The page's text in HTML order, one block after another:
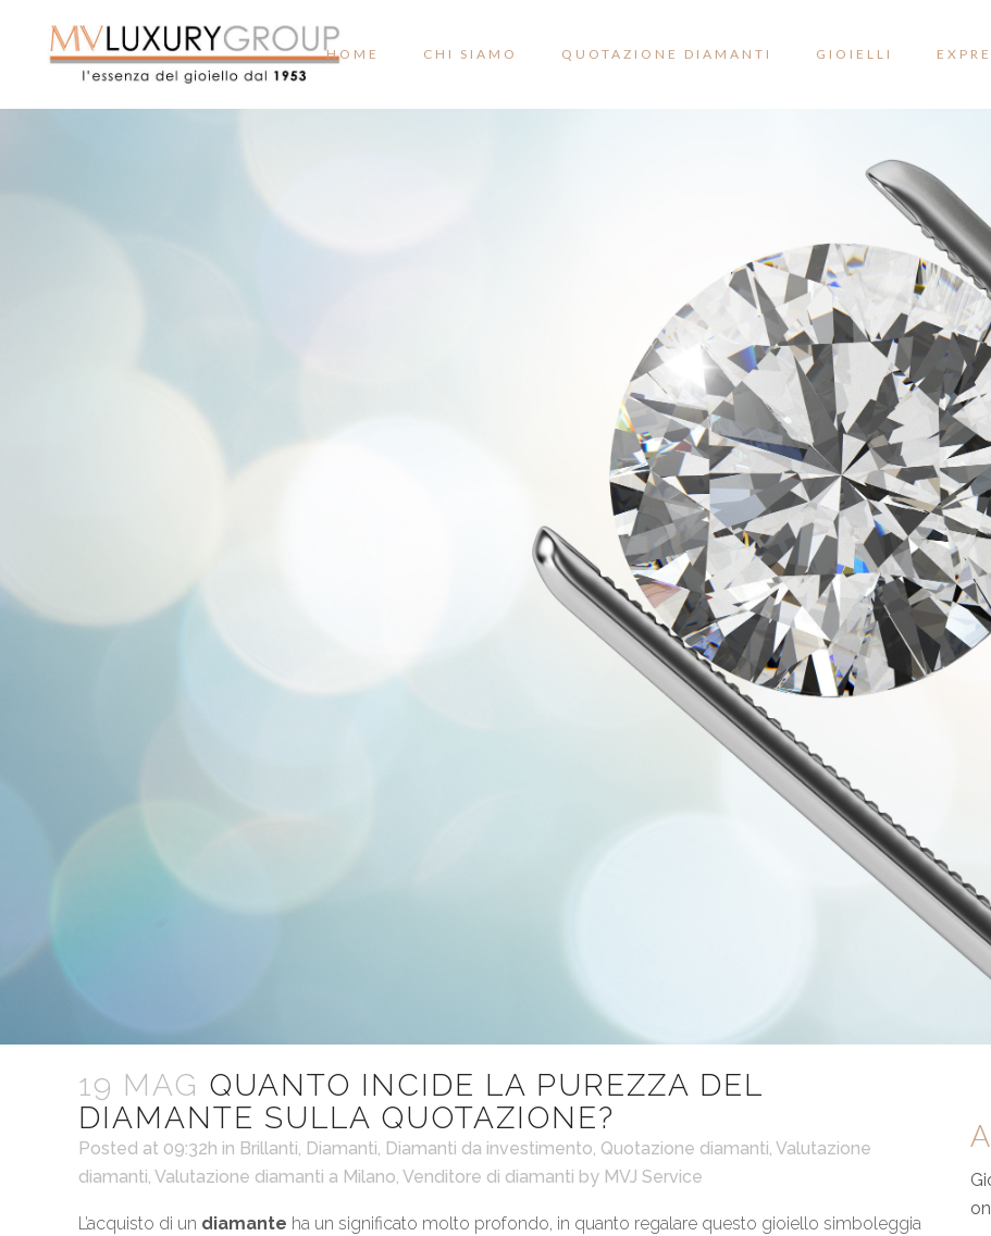
HOME CHI SIAMO QUOTAZIONE DIAMANTI GIOIELLI
19 MAG QUANTO INCIDE LA PUREZZA DEL
DIAMANTE SULLA QUOTAZIONE?
Posted at 09:32h in Brillanti, Diamanti, Diamanti da investimento, Quotazione diamanti, Valutazione
diamanti, Valutazione diamanti a Milano, Venditore di diamanti by MVJ Service
L’acquisto di un diamante ha un significato molto profondo, in quanto regalare questo gioiello simboleggia